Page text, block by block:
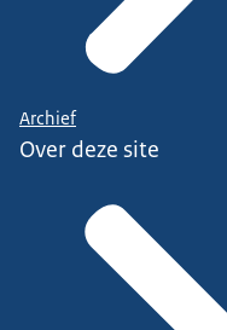
Archief
Over deze site